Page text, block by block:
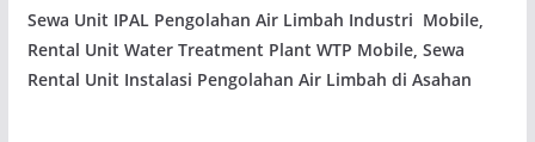
Sewa Unit IPAL Pengolahan Air Limbah Industri Mobile,
Rental Unit Water Treatment Plant WTP Mobile, Sewa
Rental Unit Instalasi Pengolahan Air Limbah di Asahan